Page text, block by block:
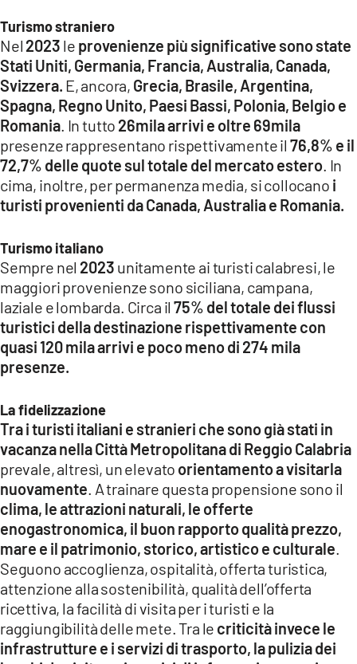
Turismo straniero
Nel 2023 le provenienze più significative sono state
Stati Uniti, Germania, Francia, Australia, Canada,
Svizzera. E, ancora, Grecia, Brasile, Argentina,
Spagna, Regno Unito, Paesi Bassi, Polonia, Belgio e
Romania . In tutto 26mila arrivi e oltre 69mila
presenze rappresentano rispettivamente il 76,8% e il
72,7% delle quote sul totale del mercato estero . In
cima, inoltre, per permanenza media, si collocano i
turisti provenienti da Canada, Australia e Romania.
Turismo italiano
Sempre nel 2023 unitamente ai turisti calabresi, le
maggiori provenienze sono siciliana, campana,
laziale e lombarda. Circa il75% del totale dei flussi
turistici della destinazione rispettivamente con
quasi 120 mila arrivi e poco meno di 274 mila
presenze.
La fidelizzazione
Tra i turisti italiani e stranieri che sono già stati in
vacanza nella Città Metropolitana di Reggio Calabria
prevale, altresì, un elevato orientamento a visitarla
nuovamente . A trainare questa propensione sono il
clima, le attrazioni naturali, le offerte
enogastronomica, il buon rapporto qualità prezzo,
mare e il patrimonio, storico, artistico e culturale
Seguono accoglienza, ospitalità, offerta turistica,
attenzione alla sostenibilità, qualità dell’offerta
ricettiva, la facilità di visita per i turisti e la
raggiungibilità delle mete. Tra le criticità invece le
infrastrutture e i servizi di trasporto, la pulizia dei